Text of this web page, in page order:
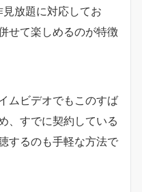
放題に対応してお
せて楽しめるのが特徴
ムビデオでもこのすば
、すでに契約している
するのも手軽な方法で